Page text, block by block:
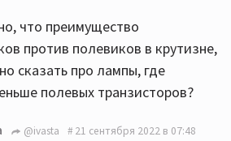
что преимущество
против полевиков в крутизне,
сказать про лампы, где
полевых транзисторов?
@ivasta 21 сентября 2022 в 07:48